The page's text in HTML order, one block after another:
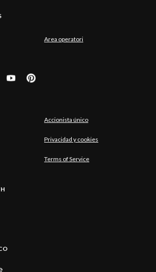
Area operatori
Accionista único
Privacidad y cookies
Terms of Service